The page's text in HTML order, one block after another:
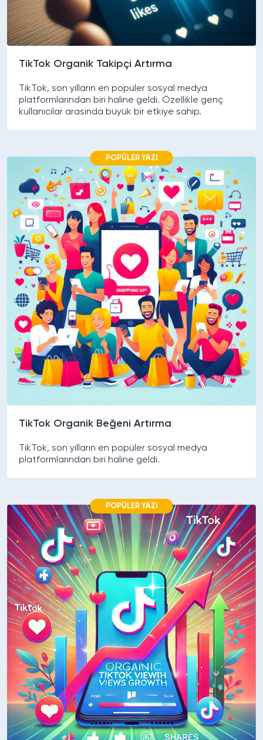
TikTok Organik Takipçi Artırma
TikTok, son yılların en popüler sosyal medya
platformlarından biri haline geldi. Özellikle genç
kullanıcılar arasında büyük bir etkiye sahip.
POPÜLER YAZI
TikTok Organik Beğeni Artırma
TikTok, son yılların en popüler sosyal medya
platformlarından biri haline geldi.
POPÜLER YAZI